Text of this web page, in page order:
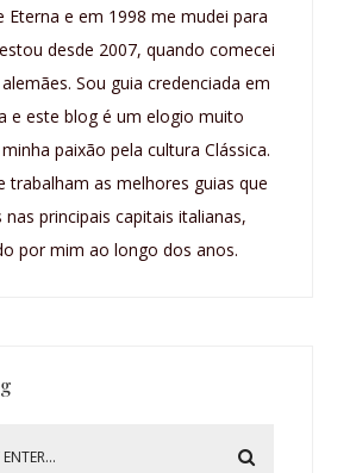
Eterna e em 1998 me mudei para
desde 2007, quando comecei
Sou guia credenciada em
e este blog é um elogio muito
paixão pela cultura Clássica.
trabalham as melhores guias que
principais capitais italianas,
por mim ao longo dos anos.